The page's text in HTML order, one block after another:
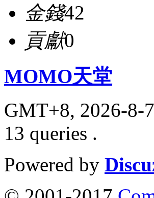
金錢42
貢獻0
MOMO天堂
GMT+8, 2026-8-
13 queries .
Powered by